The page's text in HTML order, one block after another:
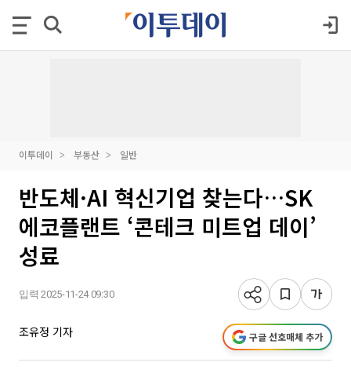
이투데이 부동산 일반
반도체·AI 혁신기업 찾는다…SK
에코플랜트 ‘콘테크 미트업 데이’
성료
입력 2025-11-24 09:30
조유정 기자 구글 선호매체 추가